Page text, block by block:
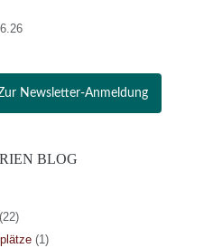
Newsletter-Anmeldung
BLOG
(1)